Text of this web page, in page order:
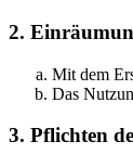
2.
Mit dem
Das
3. Pflichten